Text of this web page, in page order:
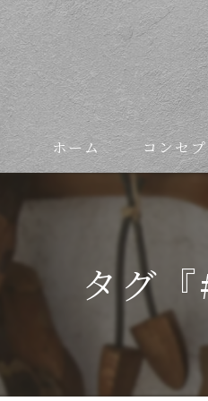
ホーム コンセ
依頼の流れ
タグ